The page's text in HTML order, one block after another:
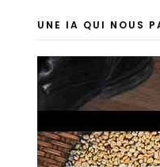
UNE IA QUI NOUS